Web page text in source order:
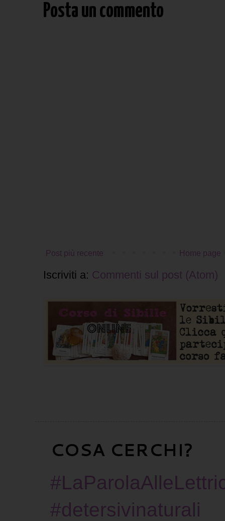
Posta un commento
Post più recente Home page
Iscriviti a: Commenti sul post (Atom)
COSA CERCHI?
#detersivinaturali